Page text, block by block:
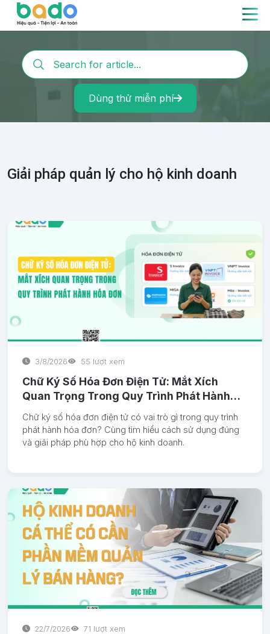
Dùng thử miễn phí
Giải pháp quản lý cho hộ kinh doanh
3/8/2026 55 lượt xem
Chữ Ký Số Hóa Đơn Điện Tử: Mắt Xích
Quan Trọng Trong Quy Trình Phát Hành
Hóa Đơn
Chữ ký số hóa đơn điện tử có vai trò gì trong quy trình
phát hành hóa đơn? Cùng tìm hiểu cách sử dụng đúng
và giải pháp phù hợp cho hộ kinh doanh.
22/7/2026 71 lượt xem